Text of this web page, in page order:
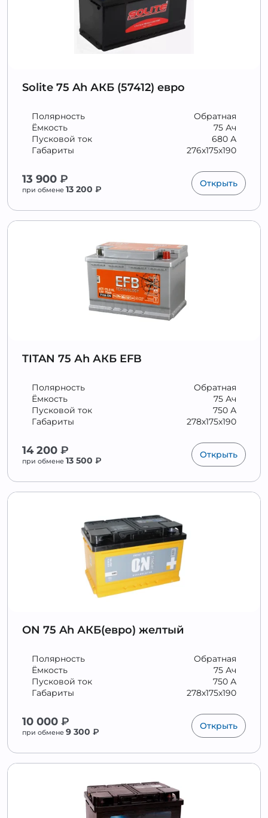
Solite 75 Ah АКБ (57412) евро
Обратная
Полярность
75 Ач
Ёмкость
680 А
Пусковой ток
276x175x190
Габариты
13 900 ₽
при обмене 13 200 ₽
Открыть
TITAN 75 Аh АКБ EFB
Обратная
Полярность
75 Ач
Ёмкость
750 А
Пусковой ток
278x175x190
Габариты
14 200 ₽
при обмене 13 500 ₽
Открыть
ON 75 Ah АКБ(евро) желтый
Обратная
Полярность
75 Ач
Ёмкость
750 А
Пусковой ток
278x175x190
Габариты
10 000 ₽
при обмене 9 300 ₽
Открыть